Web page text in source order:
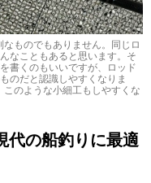
ものでもありません。同じロ
なこともあると思います。そ
書くのもいいですが、ロッド
のだと認識しやすくなりま
のような小細工もしやすくな
代の船釣りに最適